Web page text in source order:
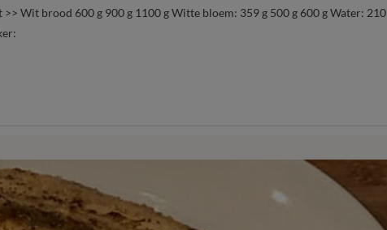
Wit brood 600 g 900 g 1100 g Witte bloem: 359 g 500 g 600 g Water: 210